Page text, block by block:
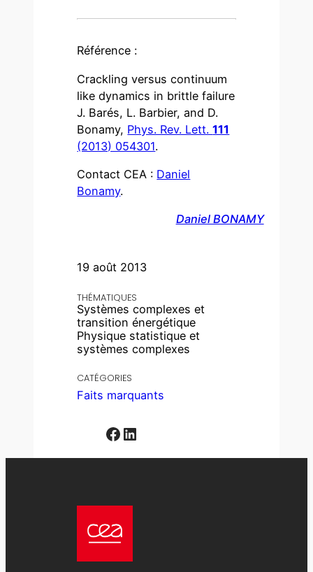
19 août 2013
THÉMATIQUES
Systèmes complexes et
transition énergétique
Physique statistique et
systèmes complexes
CATÉGORIES
Faits marquants
Facebook LinkedIn
Référence :
Crackling versus continuum
like dynamics in brittle failure
J. Barés, L. Barbier, and D.
Bonamy, Phys. Rev. Lett.111
(2013) 054301.
Contact CEA : Daniel
Bonamy.
Daniel BONAMY